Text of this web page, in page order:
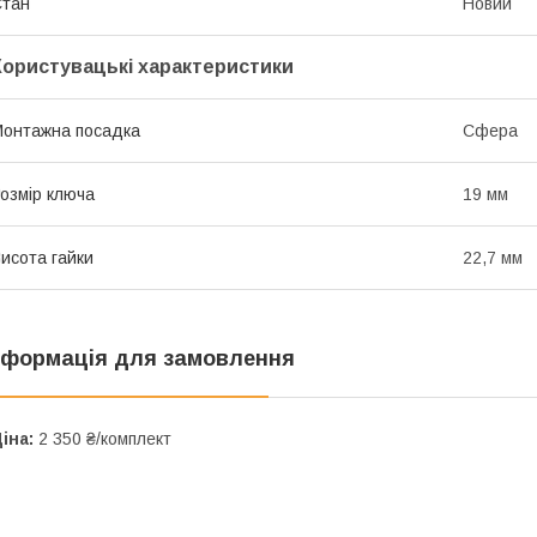
характеристики
посадка Сфера
ключа 19 мм
гайки 22,7 мм
для замовлення
2 350 ₴/комплект